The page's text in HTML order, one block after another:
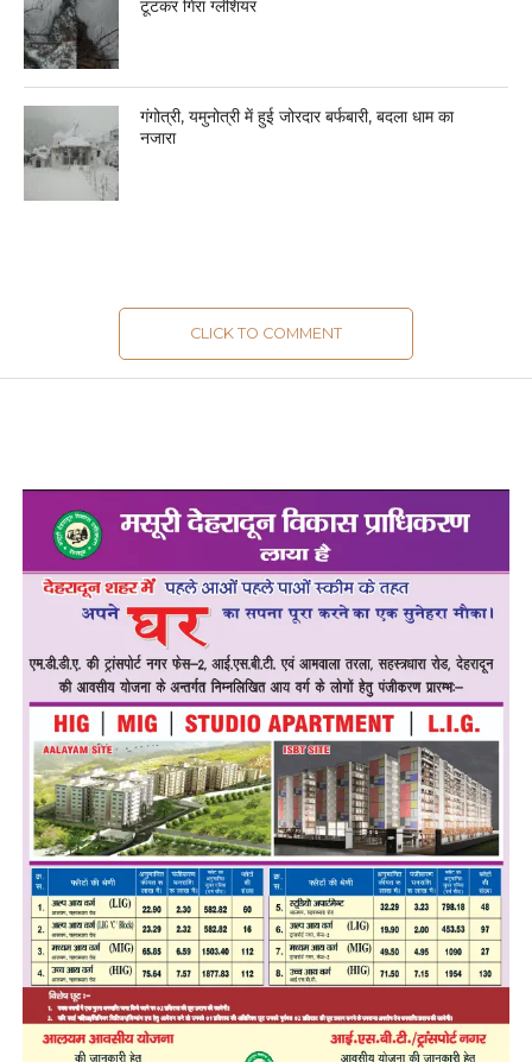
टूटकर गिरा ग्लेशियर
गंगोत्री, यमुनोत्री में हुई जोरदार बर्फबारी, बदला धाम का
नजारा
CLICK TO COMMENT